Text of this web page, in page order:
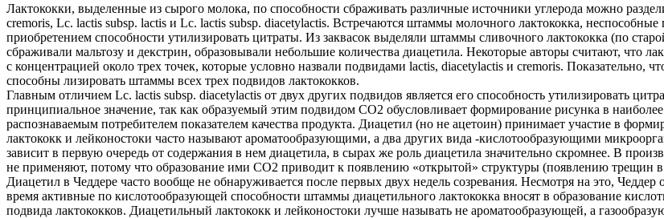
Лактококки, выделенные из сырого молока, по способности сбраживать различные источники углерода можно
cremoris, Lc. lactis subsp. lactis и Lc. lactis subsp. diacetylactis. Встречаются штаммы молочного лактококка, неспособные
приобретением способности утилизировать цитраты. Из заквасок выделяли штаммы сливочного лактококка (по
сбраживали мальтозу и декстрин, образовывали небольшие количества диацетила. Некоторые авторы считают, что
с концентрацией около трех точек, которые условно назвали подвидами lactis, diacetylactis и cremoris. Показательно,
способны лизировать штаммы всех трех подвидов лактококков.
Главным отличием Lc. lactis subsp. diacetylactis от двух других подвидов является его способность утилизировать
принципиальное значение, так как образуемый этим подвидом CO2 обусловливает формирование рисунка в
распознаваемым потребителем показателем качества продукта. Диацетил (но не ацетоин) принимает участие в
лактококк и лейконостоки часто называют ароматообразующими, а два других вида -кислотообразующими
зависит в первую очередь от содержания в нем диацетила, в сырах же роль диацетила значительно скромнее. В
не применяют, потому что образование ими CO2 приводит к появлению «открытой» структуры (появлению трещин
Диацетил в Чеддере часто вообще не обнаруживается после первых двух недель созревания. Несмотря на это,
время активные по кислотообразующей способности штаммы диацетильного лактококка вносят в образование
подвида лактококков. Диацетильный лактококк и лейконостоки лучше называть не ароматообразующей, а